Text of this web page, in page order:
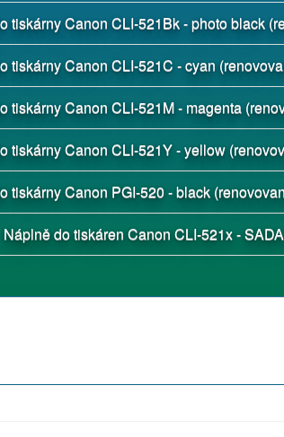
tiskárny Canon CLI-521Bk - photo black
tiskárny Canon CLI-521C - cyan
tiskárny Canon CLI-521M - magenta
tiskárny Canon CLI-521Y - yellow
tiskárny Canon PGI-520 - black
Náplně do tiskáren Canon CLI-521x -